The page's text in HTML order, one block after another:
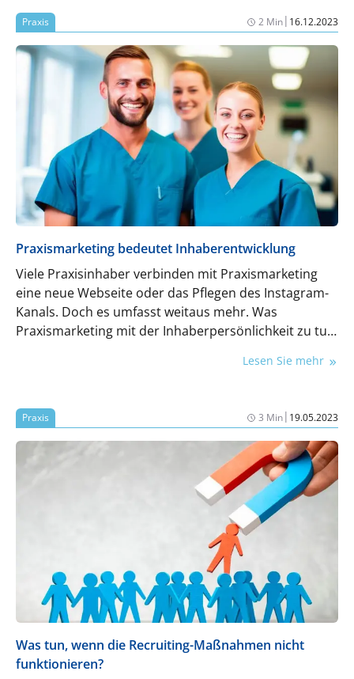
Mitarbeitenden abhängt.
Praxis 2 Min| 16.12.2023
Praxismarketing bedeutet Inhaberentwicklung
Viele Praxisinhaber verbinden mit Praxismarketing
eine neue Webseite oder das Pflegen des Instagram-
Kanals. Doch es umfasst weitaus mehr. Was
Praxismarketing mit der Inhaberpersönlichkeit zu tun
Lesen Sie mehr
Praxis 3 Min| 19.05.2023
Was tun, wenn die Recruiting-Maßnahmen nicht
funktionieren?